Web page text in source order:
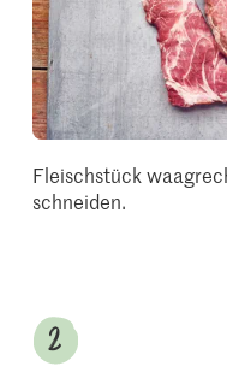
Fleischstück
schneiden.